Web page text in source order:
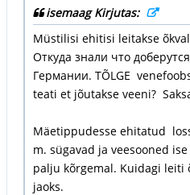
isemaag Kirjutas:
Müstilisi ehitisi leitakse
Откуда знали что
Германии. TÕLGE
teati et jõutakse veeni?
Mäetippudesse ehitatud
m. sügavad ja veesooned
palju kõrgemal. Kuidagi leiti
jaoks.